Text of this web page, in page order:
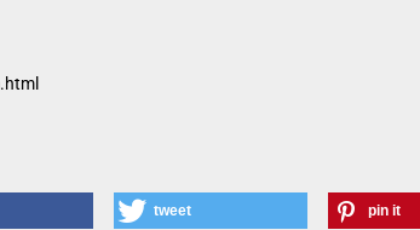
tweet pin it